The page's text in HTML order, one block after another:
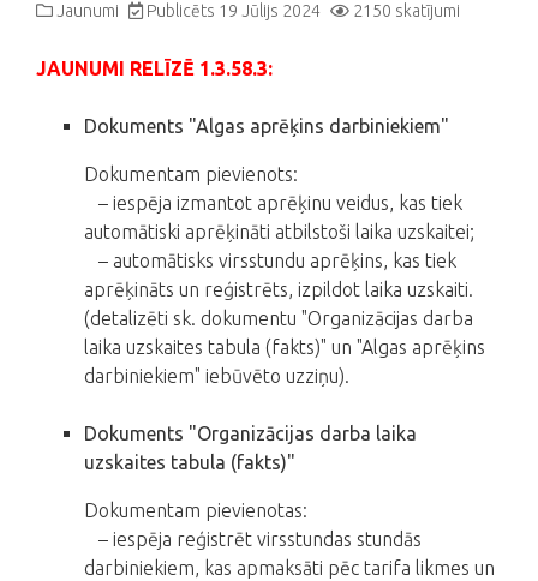
Jaunumi Publicēts 19 Jūlijs 2024 2150 skatījumi
JAUNUMI RELĪZĒ 1.3.58.3:
Dokuments "Algas aprēķins darbiniekiem"
Dokumentam pievienots:
– iespēja izmantot aprēķinu veidus, kas tiek
automātiski aprēķināti atbilstoši laika uzskaitei;
– automātisks virsstundu aprēķins, kas tiek
aprēķināts un reģistrēts, izpildot laika uzskaiti.
(detalizēti sk. dokumentu "Organizācijas darba
laika uzskaites tabula (fakts)" un "Algas aprēķins
darbiniekiem" iebūvēto uzziņu).
Dokuments "Organizācijas darba laika
uzskaites tabula (fakts)"
Dokumentam pievienotas:
– iespēja reģistrēt virsstundas stundās
darbiniekiem, kas apmaksāti pēc tarifa likmes un